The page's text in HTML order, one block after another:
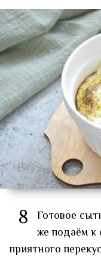
8 Готовое
же подаём к
приятного